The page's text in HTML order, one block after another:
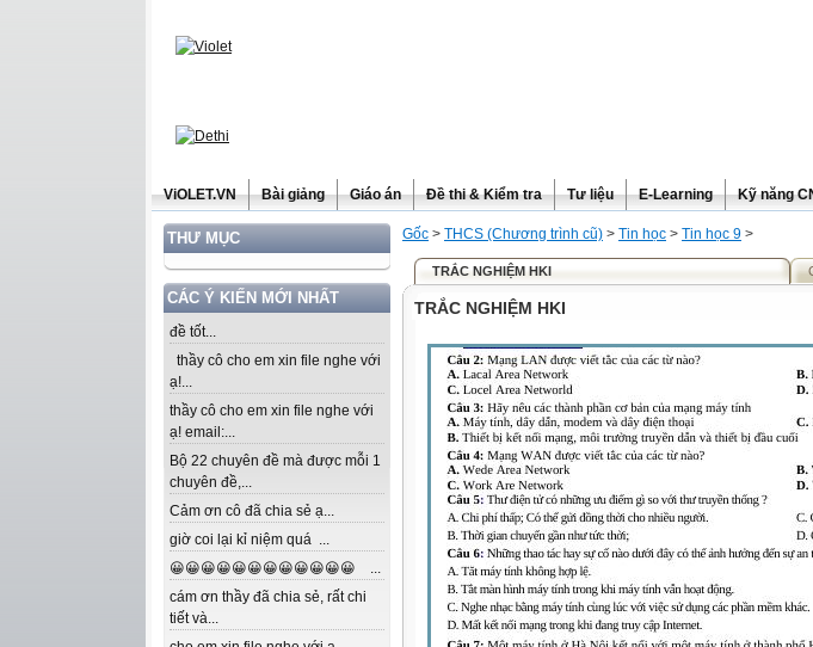
ViOLET.VN Bài giảng Giáo án Đề thi & Kiểm tra Tư liệu E-Learning Kỹ năng
THƯ MỤC
CÁC Ý KIẾN MỚI NHẤT
đề tốt...
thầy cô cho em xin file nghe với
ạ!...
thầy cô cho em xin file nghe với
ạ! email:...
Bộ 22 chuyên đề mà được mỗi 1
chuyên đề,...
Cảm ơn cô đã chia sẻ ạ...
giờ coi lại kỉ niệm quá ...
😀😀😀😀😀😀😀😀😀😀😀😀 ...
cám ơn thầy đã chia sẻ, rất chi
tiết và...
Gốc > THCS (Chương trình cũ) > Tin học > Tin học 9 >
TRẮC NGHIỆM HKI
TRẮC NGHIỆM HKI